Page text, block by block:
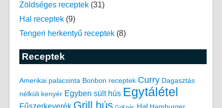
Zöldséges receptek(31)
Hal receptek(9)
Tengeri herkentyű receptek(8)
Receptek
Amerikai palacsinta Bonbon receptek Curry Dagasztás
nélküli kenyér Egyben sült hús Egytálétel
Fűszerkeverék Grill hús Hal